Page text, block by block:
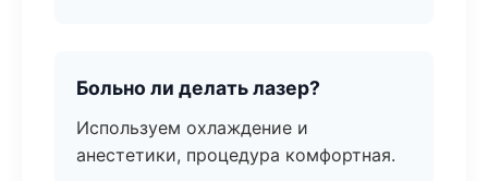
Больно ли делать лазер?
Используем охлаждение и
анестетики, процедура комфортная.